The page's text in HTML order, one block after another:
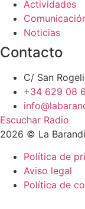
Actividades
Noticias
Contacto
C/ San
+34 629 08
Escuchar Radio
2026 © La
Política de
Aviso legal
Política de